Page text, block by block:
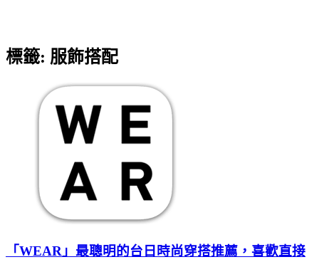
標籤: 服飾搭配
「WEAR」最聰明的台日時尚穿搭推薦，喜歡直接